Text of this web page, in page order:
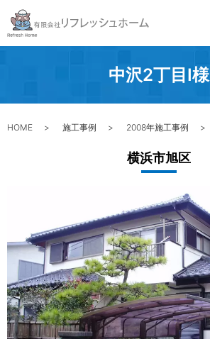
中沢2丁目I様
HOME 施工事例 2008年施工事例
横浜市旭区